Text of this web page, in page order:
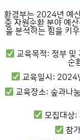
환경부는 2024년 예
중 자원순환 분야 예
을 분석하는 힘을 키
교육목적: 정부 및
순
교육일시:
교육장소: 숲과나
모집대상:
참